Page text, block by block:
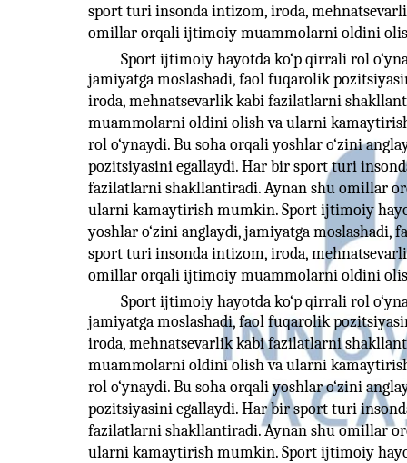
sport turi insonda intizom, iroda,
omillar orqali ijtimoiy muammolarni oldini
Sport ijtimoiy hayotda ko‘p qirrali rol
jamiyatga moslashadi, faol fuqarolik
iroda, mehnatsevarlik kabi fazilatlarni
muammolarni oldini olish va ularni
rol o‘ynaydi. Bu soha orqali yoshlar o‘zini
pozitsiyasini egallaydi. Har bir sport turi
fazilatlarni shakllantiradi. Aynan shu omillar
ularni kamaytirish mumkin. Sport ijtimoiy
yoshlar o‘zini anglaydi, jamiyatga
sport turi insonda intizom, iroda,
omillar orqali ijtimoiy muammolarni oldini
Sport ijtimoiy hayotda ko‘p qirrali rol
jamiyatga moslashadi, faol fuqarolik
iroda, mehnatsevarlik kabi fazilatlarni
muammolarni oldini olish va ularni
rol o‘ynaydi. Bu soha orqali yoshlar o‘zini
pozitsiyasini egallaydi. Har bir sport turi
fazilatlarni shakllantiradi. Aynan shu omillar
ularni kamaytirish mumkin. Sport ijtimoiy